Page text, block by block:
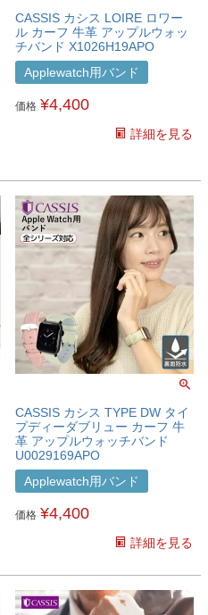
CASSIS カシス LOIRE ロワー
ル カーフ 牛革 アップルウォッ
チバンド X1026H19APO
Applewatch用バンド
価格 ¥4,400
詳細を見る
CASSIS カシス TYPE DW タイ
プディーダブリュー カーフ 牛
革 アップルウォッチバンド
U0029169APO
Applewatch用バンド
価格 ¥4,400
詳細を見る